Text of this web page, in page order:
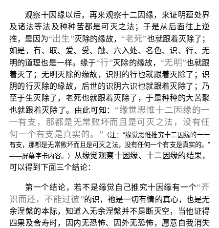
观察十因缘以后，再来观察十二因缘，来证明蕴处界
及诸法等法及种种苦都是可灭之法；于是从后面往上逆
推，是因为“出生”灭除的缘故， “老死”也就跟着灭除了；
如是，有、取、爱、受、触、六入处、名色、识、行、无
明的道理也是一样。缘于“行”灭除的缘故， “无明”也就跟
着灭了；无明灭除的缘故，识阴的行也就跟着灭除了；识
阴的行灭除的缘故，后世的识阴六识也就跟着灭除了；乃
至于生灭除了，老死也就跟着灭除了，于是种种的大苦聚
也就跟着灭除了。由此可知： “缘觉思惟十二因缘的一
一有支，那都是无常败坏而且是可灭之法，没有任
何一个有支是真实的。” （注：“缘觉思惟推究十二因缘的一一
有支，那都是无常败坏而且是可灭之法，没有任何一个有支是真实的。”
——屏幕字卡内容。）
从缘觉观察十因缘、十二因缘的结果，
可以得到下面三个结论：
第一个结论，若不是缘觉自己推究十因缘有一个“齐
识而还，不能过彼”的识，祂是一切有情的真心，也是无
余涅槃的本际，知道入无余涅槃并不是断灭空，当他证得
四果及舍寿时，因内无恐怖、因外无恐怖，愿意自我消失